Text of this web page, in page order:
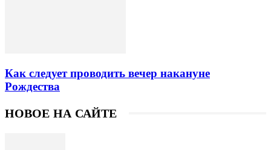
Как следует проводить вечер накануне
Рождества
НОВОЕ НА САЙТЕ